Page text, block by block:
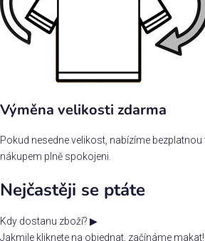
Výměna velikosti zdarma
Pokud nesedne velikost, nabízíme
nákupem plně spokojeni.
Nejčastěji se ptáte
Kdy dostanu zboží? ▶
Jakmile kliknete na objednat, začínáme